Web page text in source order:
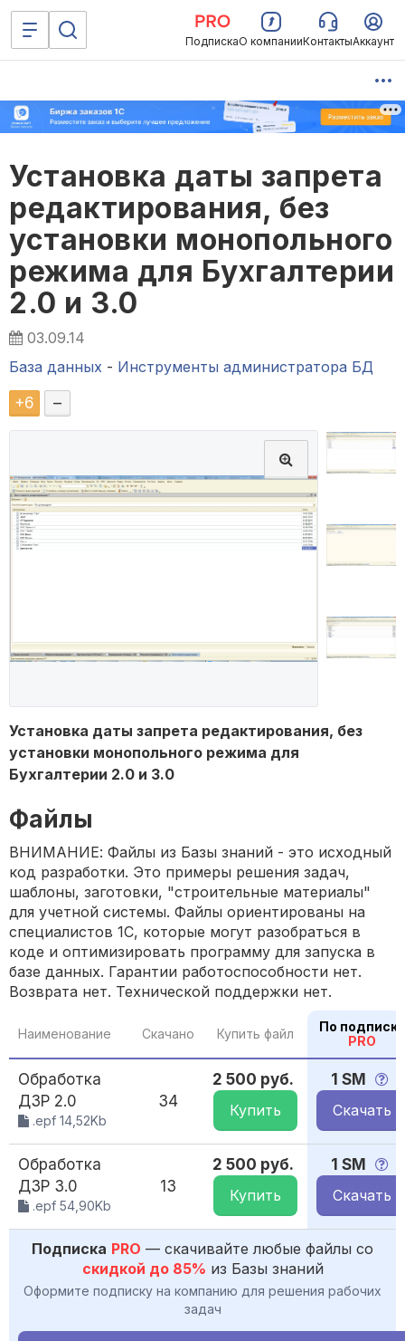
ПодпискаО компанииКонтактыАккаунт
Установка даты запрета
редактирования, без
установки монопольного
режима для Бухгалтерии
2.0 и 3.0
03.09.14
База данных - Инструменты администратора БД
+6 –
Установка даты запрета редактирования, без
установки монопольного режима для
Бухгалтерии 2.0 и 3.0
Файлы
ВНИМАНИЕ: Файлы из Базы знаний - это исходный
код разработки. Это примеры решения задач,
шаблоны, заготовки, "строительные материалы"
для учетной системы. Файлы ориентированы на
специалистов 1С, которые могут разобраться в
коде и оптимизировать программу для запуска в
базе данных. Гарантии работоспособности нет.
Возврата нет. Технической поддержки нет.
Наименование Скачано Купить файл
По подписке
PRO
Обработка
ДЗР 2.0
.epf 14,52Kb
34
2 500 руб.
Купить
1 SM
Скачать
Обработка
ДЗР 3.0
.epf 54,90Kb
13
2 500 руб.
Купить
1 SM
Скачать
Подписка PRO — скачивайте любые файлы со
скидкой до 85% из Базы знаний
Оформите подписку на компанию для решения рабочих
задач